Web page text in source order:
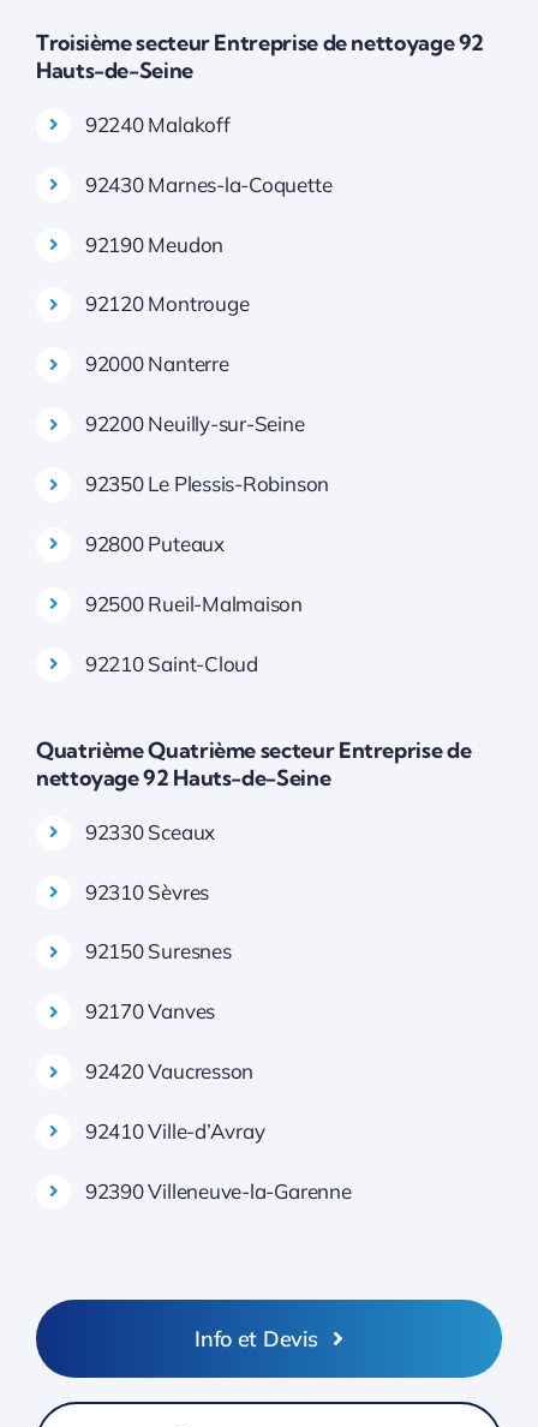
Troisième secteur Entreprise de nettoyage 92
Hauts-de-Seine
92240 Malakoff
92430 Marnes-la-Coquette
92190 Meudon
92120 Montrouge
92000 Nanterre
92200 Neuilly-sur-Seine
92350 Le Plessis-Robinson
92800 Puteaux
92500 Rueil-Malmaison
92210 Saint-Cloud
Quatrième Quatrième secteur Entreprise de
nettoyage 92 Hauts-de-Seine
92330 Sceaux
92310 Sèvres
92150 Suresnes
92170 Vanves
92420 Vaucresson
92410 Ville-d’Avray
92390 Villeneuve-la-Garenne
Info et Devis